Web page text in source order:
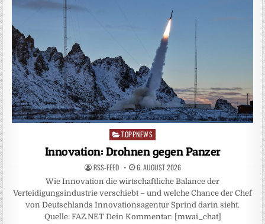
Posted
in
TOPPNEWS
Innovation: Drohnen gegen Panzer
RSS-FEED 6. AUGUST 2026
Wie Innovation die wirtschaftliche Balance der
Verteidigungsindustrie verschiebt – und welche Chance der Chef
von Deutschlands Innovationsagentur Sprind darin sieht.
Quelle: FAZ.NET Dein Kommentar: [mwai_chat]